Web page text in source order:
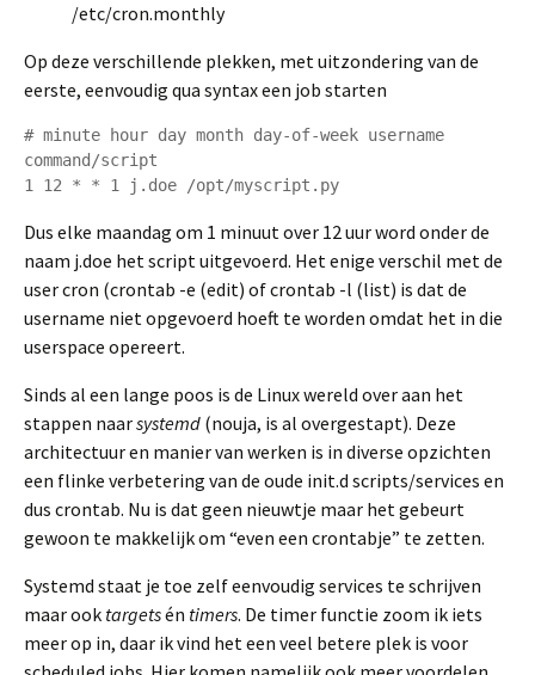
/etc/cron.monthly
Op deze verschillende plekken, met uitzondering van de
eerste, eenvoudig qua syntax een job starten
# minute hour day month day-of-week username
command/script
1 12 * * 1 j.doe /opt/myscript.py
Dus elke maandag om 1 minuut over 12 uur word onder de
naam j.doe het script uitgevoerd. Het enige verschil met de
user cron (crontab -e (edit) of crontab -l (list) is dat de
username niet opgevoerd hoeft te worden omdat het in die
userspace opereert.
Sinds al een lange poos is de Linux wereld over aan het
stappen naarsystemd (nouja, is al overgestapt). Deze
architectuur en manier van werken is in diverse opzichten
een flinke verbetering van de oude init.d scripts/services en
dus crontab. Nu is dat geen nieuwtje maar het gebeurt
gewoon te makkelijk om “even een crontabje” te zetten.
Systemd staat je toe zelf eenvoudig services te schrijven
maar ook targetsén timers. De timer functie zoom ik iets
meer op in, daar ik vind het een veel betere plek is voor